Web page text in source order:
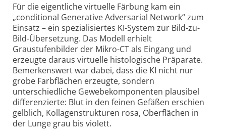
Für die eigentliche virtuelle Färbung kam ein
„conditional Generative Adversarial Network“ zum
Ein­satz – ein spezialisiertes KI-System zur Bild-zu-
Bild-Über­set­zung. Das Modell erhielt
Graustufenbilder der Mikro-CT als Eingang und
erzeugte daraus virtuelle histologische Präparate.
Bemerkenswert war dabei, dass die KI nicht nur
grobe Farbflächen erzeugte, sondern
unterschiedliche Gewebekomponenten plausibel
differenzierte: Blut in den feinen Gefäßen erschien
gelblich, Kollagenstrukturen rosa, Oberflächen in
der Lunge grau bis violett.